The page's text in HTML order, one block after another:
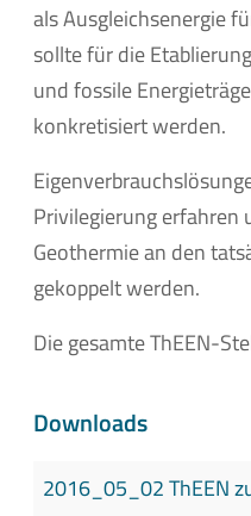
als Ausgleichsenergie
sollte für die
und fossile
konkretisiert werden.
Privilegierung erfahren
Geothermie an den
gekoppelt werden.
Die gesamte ThEEN-
Downloads
2016_05_02 ThEEN